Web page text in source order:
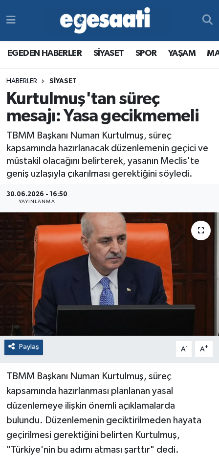
EGEDEN HABERLER SİYASET SPOR YAŞAM
HABERLER SİYASET
Kurtulmuş'tan süreç
mesajı: Yasa gecikmemeli
TBMM Başkanı Numan Kurtulmuş, süreç
kapsamında hazırlanacak düzenlemenin geçici ve
müstakil olacağını belirterek, yasanın Meclis'te
geniş uzlaşıyla çıkarılması gerektiğini söyledi.
30.06.2026 - 16:50
YAYINLANMA
Paylaş A- A+
TBMM Başkanı Numan Kurtulmuş, süreç
kapsamında hazırlanması planlanan yasal
düzenlemeye ilişkin önemli açıklamalarda
bulundu. Düzenlemenin geciktirilmeden hayata
geçirilmesi gerektiğini belirten Kurtulmuş,
"Türkiye'nin bu adımı atması şarttır" dedi.
MAGAZİN
RESMİ REKLAMLAR
YAŞAM
MAGAZİN
RESMİ REKLAMLAR
Tüm Manşetler
Son Dakika Haberleri
Haber Arşivi